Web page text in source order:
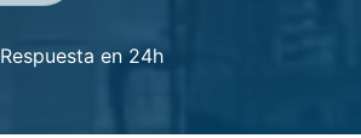
Respuesta en 24h